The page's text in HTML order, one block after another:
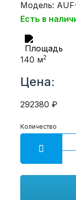
Модель:
Есть в
140 м2
Цена:
292380 ₽
Количество